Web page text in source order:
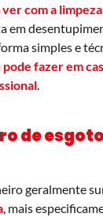
ver com a limpeza
em
simples e
fazer em
.
de
geralmente
, mais